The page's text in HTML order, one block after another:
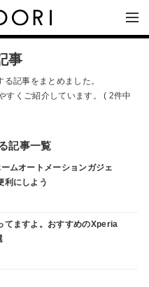
事
記事をまとめました。
すくご紹介しています。 ( 2件中
記事一覧
ムオートメーションガジェ
利にしよう
てますよ。おすすめのXperia